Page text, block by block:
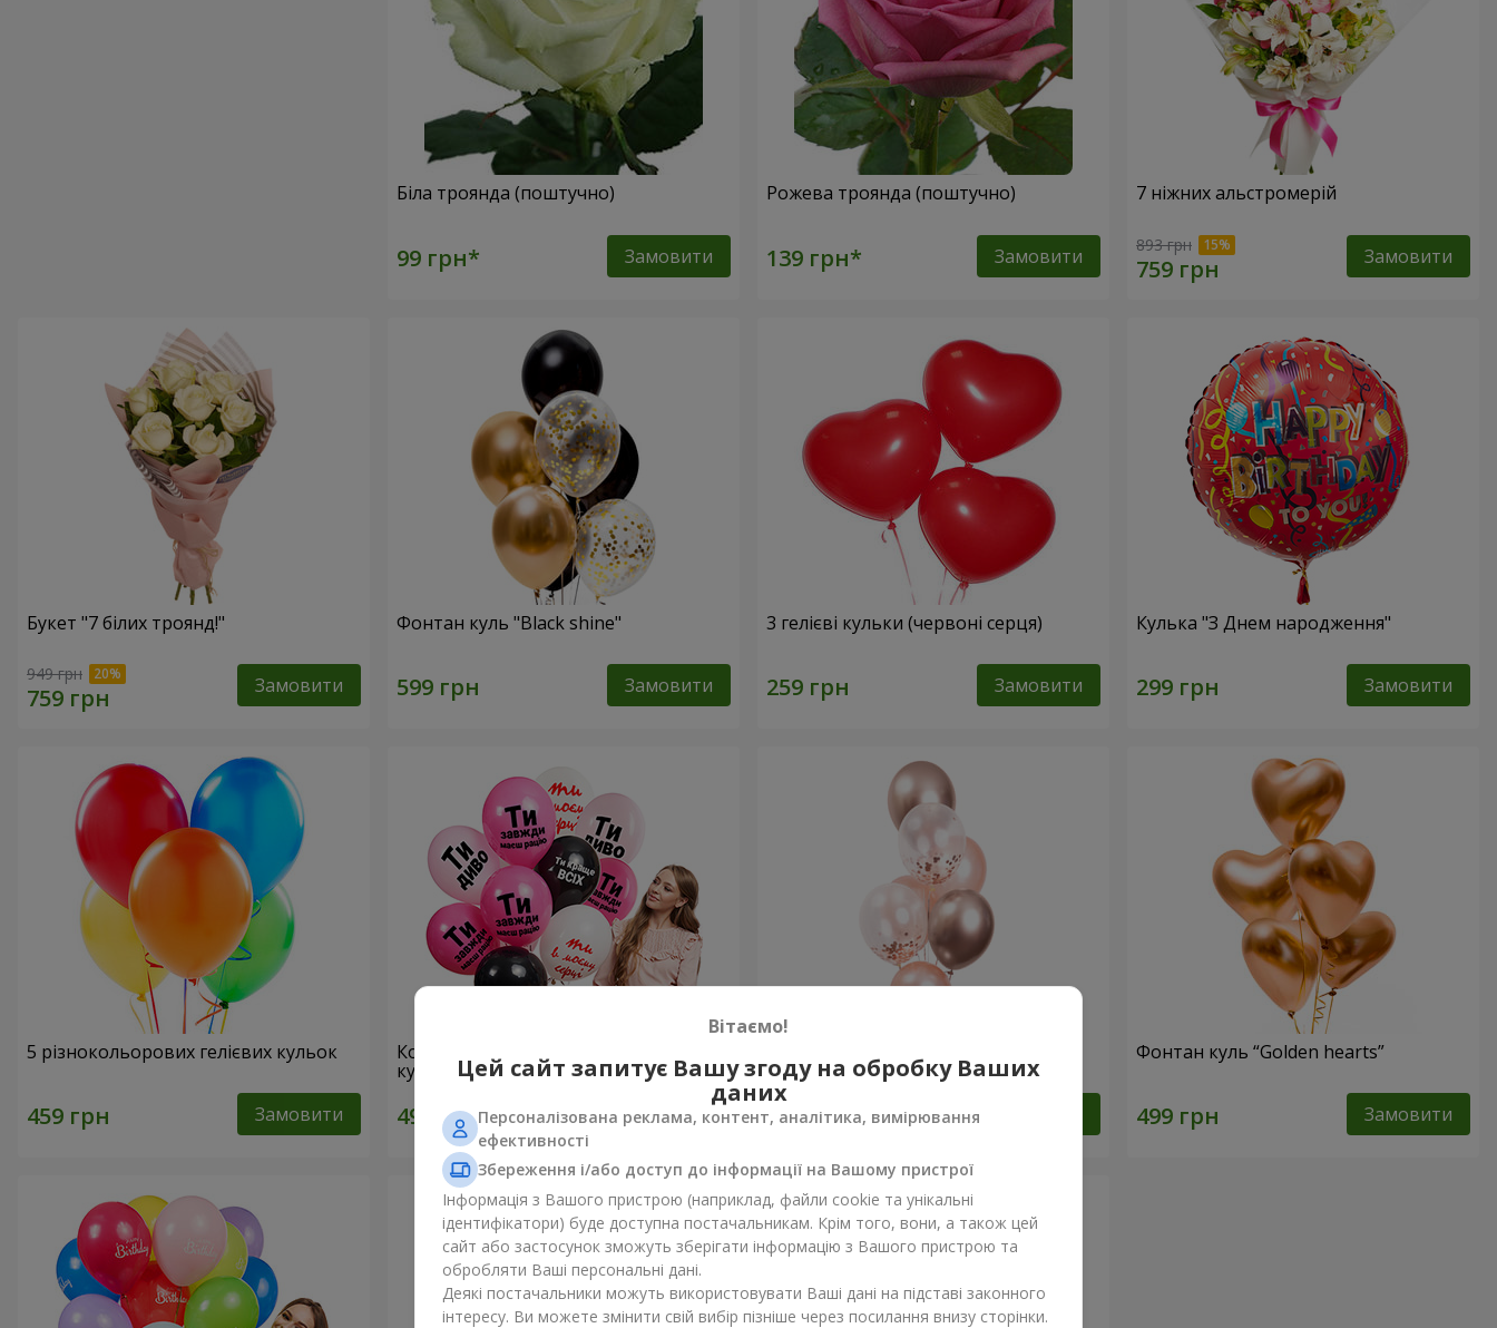
Біла троянда (поштучно)
Замовити
Рожева троянда (поштучно)
Замовити
7 ніжних альстромерій
893 грн Замовити
Букет "7 білих троянд!"
949 грн Замовити
Фонтан куль "Black shine"
Замовити
3 гелієві кульки (червоні серця)
Замовити
Кулька "З Днем народження"
Замовити
5 різнокольорових гелієвих кульок
Замовити
Колекція кульок для неї "Ти диво!" - 5
кульок
Замовити
Фонтан куль “Golden hearts”
Замовити
Вітаємо!
Цей сайт запитує Вашу згоду на обробку Ваших
даних
Персоналізована реклама, контент, аналітика, вимірювання
ефективності
Збереження і/або доступ до інформації на Вашому пристрої
Інформація з Вашого пристрою (наприклад, файли cookie та унікальні
ідентифікатори) буде доступна постачальникам. Крім того, вони, а також цей
сайт або застосунок зможуть зберігати інформацію з Вашого пристрою та
обробляти Ваші персональні дані.
Деякі постачальники можуть використовувати Ваші дані на підставі законного
інтересу. Ви можете змінити свій вибір пізніше через посилання внизу сторінки.